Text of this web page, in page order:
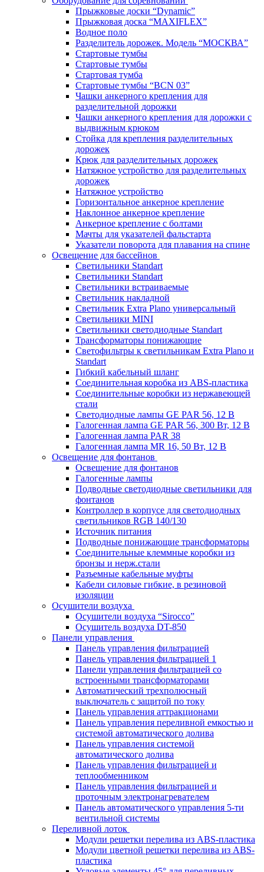
Прыжковые доски “Dynamic”
Прыжковая доска “MAXIFLEX”
Водное поло
Разделитель дорожек. Модель “МОСКВА”
Стартовые тумбы
Стартовые тумбы
Стартовая тумба
Стартовые тумбы “BCN 03”
Чашки анкерного крепления для
разделительной дорожки
Чашки анкерного крепления для дорожки с
выдвижным крюком
Стойка для крепления разделительных
дорожек
Крюк для разделительных дорожек
Натяжное устройство для разделительных
дорожек
Натяжное устройство
Горизонтальное анкерное крепление
Наклонное анкерное крепление
Анкерное крепление с болтами
Мачты для указателей фальстарта
Указатели поворота для плавания на спине
Освещение для бассейнов
Светильники Standart
Светильники Standart
Светильники встраиваемые
Светильник накладной
Светильник Extra Plano универсальный
Светильники MINI
Светильники светодиодные Standart
Трансформаторы понижающие
Светофильтры к светильникам Extra Plano и
Standart
Гибкий кабельный шланг
Соединительная коробка из ABS-пластика
Соединительные коробки из нержавеющей
стали
Светодиодные лампы GE PAR 56, 12 В
Галогенная лампа GE PAR 56, 300 Вт, 12 В
Галогенная лампа PAR 38
Галогенная лампа MR 16, 50 Вт, 12 В
Освещение для фонтанов
Освещение для фонтанов
Галогенные лампы
Подводные светодиодные светильники для
фонтанов
Контроллер в корпусе для светодиодных
светильников RGB 140/130
Источник питания
Подводные понижающие трансформаторы
Соединительные клеммные коробки из
бронзы и нерж.стали
Разъемные кабельные муфты
Кабели силовые гибкие, в резиновой
изоляции
Осушители воздуха
Осушители воздуха “Sirocco”
Осушитель воздуха DT-850
Панели управления
Панель управления фильтрацией
Панель управления фильтрацией 1
Панели управления фильтрацией cо
встроенными трансформаторами
Автоматический трехполюсный
выключатель с защитой по току
Панель управления аттракционами
Панель управления переливной емкостью и
системой автоматического долива
Панель управления системой
автоматического долива
Панель управления фильтрацией и
теплообменником
Панель управления фильтрацией и
проточным электронагревателем
Панель автоматического управления 5-ти
вентильной системы
Переливной лоток
Модули решетки перелива из ABS-пластика
Модули цветной решетки перелива из ABS-
пластика